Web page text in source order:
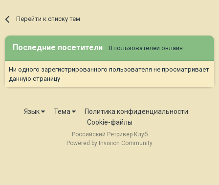
Перейти к списку тем
Последние посетители 0 пользователей онлайн
Ни одного зарегистрированного пользователя не просматривает
данную страницу
Язык Тема
Политика конфиденциальности
Cookie-файлы
Российский Ретривер Клуб
Powered by Invision Community